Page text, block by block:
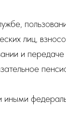
лиц,
и
иными